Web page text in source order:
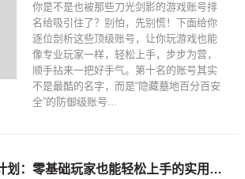
你是不是也被那些刀光剑影的游戏账号排
名给吸引住了？别怕，先别慌！下面给你
逐位剖析这些顶级账号，让你玩游戏也能
像专业玩家一样，轻松上手，步步为营，
顺手拈来一把好手气。第十名的账号其实
不是最酷的名字，而是“隐藏墓地百分百安
全”的防御级账号...
祥哥游戏发行人计划：零基础玩家也能轻松上手的实用攻略